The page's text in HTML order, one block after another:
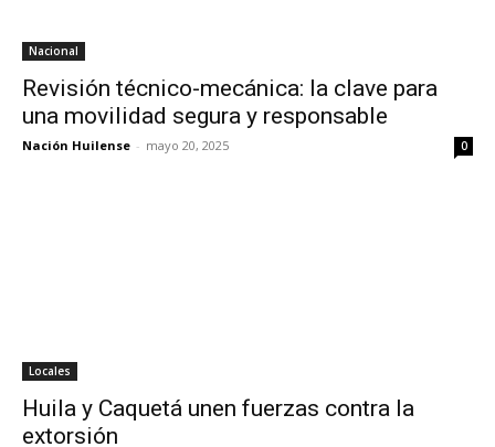
Nacional
Revisión técnico-mecánica: la clave para
una movilidad segura y responsable
Nación Huilense - mayo 20, 2025 0
Locales
Huila y Caquetá unen fuerzas contra la
extorsión